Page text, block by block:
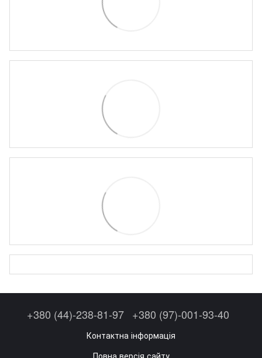
+380 (44)-238-81-97 +380 (97)-001-93-40
Контактна інформація
Повна версія сайту